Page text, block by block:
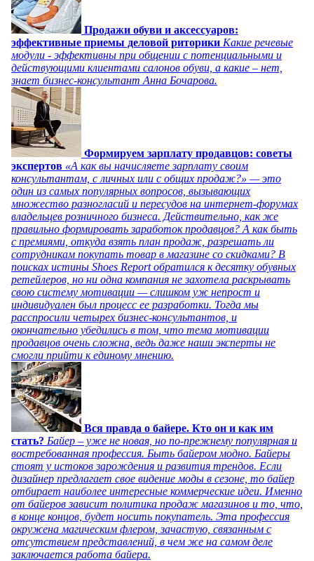
Продажи обуви и аксессуаров:
эффективные приемы деловой риторики Какие речевые
модули - эффективны при общении с потенциальными и
действующими клиентами салонов обуви, а какие – нет,
знает бизнес-консультант Анна Бочарова.
Формируем зарплату продавцов: советы
экспертов «А как вы начисляете зарплату своим
консультантам, с личных или с общих продаж?» — это
один из самых популярных вопросов, вызывающих
множество разногласий и пересудов на интернет-форумах
владельцев розничного бизнеса. Действительно, как же
правильно формировать заработок продавцов? А как быть
с премиями, откуда взять план продаж, разрешать ли
сотрудникам покупать товар в магазине со скидками? В
поисках истины Shoes Report обратился к десятку обувных
ретейлеров, но ни одна компания не захотела раскрывать
свою систему мотивации — слишком уж непрост и
индивидуален был процесс ее разработки. Тогда мы
расспросили четырех бизнес-консультантов, и
окончательно убедились в том, что тема мотивации
продавцов очень сложна, ведь даже наши эксперты не
смогли прийти к единому мнению.
Вся правда о байере. Кто он и как им
стать? Байер – уже не новая, но по-прежнему популярная и
востребованная профессия. Быть байером модно. Байеры
стоят у истоков зарождения и развития трендов. Если
дизайнер предлагает свое видение моды в сезоне, то байер
отбирает наиболее интересные коммерческие идеи. Именно
от байеров зависит политика продаж магазинов и то, что,
в конце концов, будет носить покупатель. Эта профессия
окружена магическим флером, зачастую, связанным с
отсутствием представлений, в чем же на самом деле
заключается работа байера.